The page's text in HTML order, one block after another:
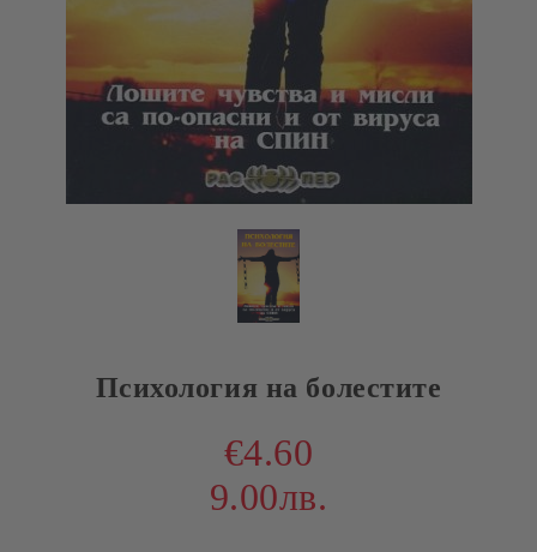
Психология на болестите
€4.60
9.00лв.